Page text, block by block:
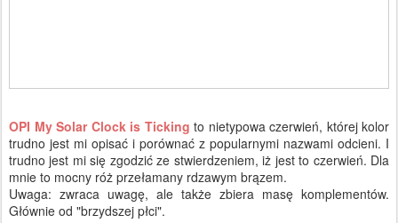
OPI My Solar Clock is Ticking to nietypowa czerwień, której kolor
trudno jest mi opisać i porównać z popularnymi nazwami odcieni. I
trudno jest mi się zgodzić ze stwierdzeniem, iż jest to czerwień. Dla
mnie to mocny róż przełamany rdzawym brązem.
Uwaga: zwraca uwagę, ale także zbiera masę komplementów.
Głównie od "brzydszej płci".